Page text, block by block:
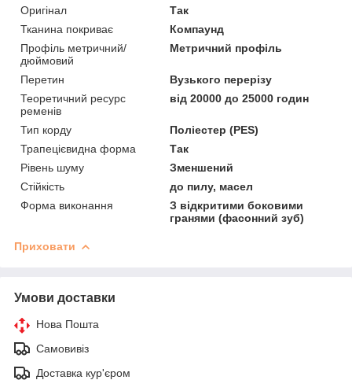
Оригінал
Так
Тканина покриває
Компаунд
Профіль метричний/
дюймовий
Метричний профіль
Перетин
Вузького перерізу
Теоретичний ресурс
ременів
від 20000 до 25000 годин
Тип корду
Поліестер (PES)
Трапецієвидна форма
Так
Рівень шуму
Зменшений
Стійкість
до пилу, масел
Форма виконання
З відкритими боковими
гранями (фасонний зуб)
Приховати
Умови доставки
Нова Пошта
Самовивіз
Доставка кур'єром